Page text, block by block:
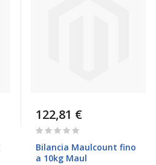
122,81 €
Rating:
Bilancia Maulcount fino
a 10kg Maul